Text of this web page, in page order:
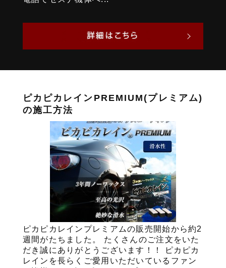
ピカピカレインPREMIUM(プレミアム)
の施工方法
ピカピカレインプレミアムの販売開始から約2
週間がたちました。 たくさんのご注文をいた
だき誠にありがとうございます！！ ピカピカ
レインを長らくご愛用いただいているファン